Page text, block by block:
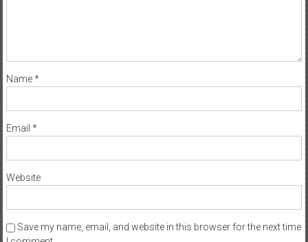
Name*
Email *
Website
Save my name, email, and website in this browser for the next time